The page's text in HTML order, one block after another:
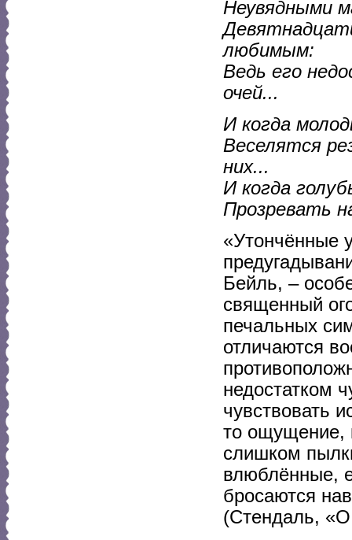
Неувядными
любимым:
Ведь его
очей...
И когда
Веселятся
них...
И когда
Прозревать
«Утончённые
Бейль, –
священный
печальных
отличаются
недостатком
чувствовать
то ощущение,
слишком
влюблённые,
бросаются
(Стендаль,